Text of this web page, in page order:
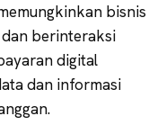
bisnis
berinteraksi
digital
dan informasi